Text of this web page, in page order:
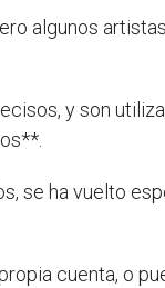
algunos
y son
se ha vuelto
cuenta, o